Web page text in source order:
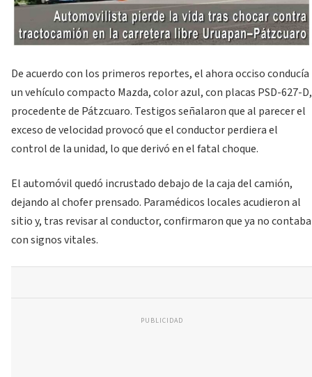
De acuerdo con los primeros reportes, el ahora occiso conducía
un vehículo compacto Mazda, color azul, con placas PSD-627-D,
procedente de Pátzcuaro. Testigos señalaron que al parecer el
exceso de velocidad provocó que el conductor perdiera el
control de la unidad, lo que derivó en el fatal choque.
El automóvil quedó incrustado debajo de la caja del camión,
dejando al chofer prensado. Paramédicos locales acudieron al
sitio y, tras revisar al conductor, confirmaron que ya no contaba
con signos vitales.
PUBLICIDAD